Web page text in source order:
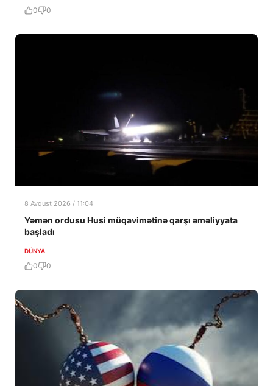
0 0
8 Avqust 2026 / 11:04
Yəmən ordusu Husi müqavimətinə qarşı əməliyyata
başladı
DÜNYA
0 0